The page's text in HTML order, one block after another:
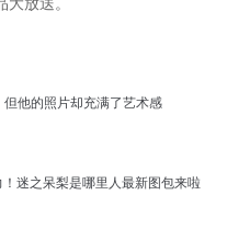
他的照片却充满了艺术感
迷之呆梨是哪里人最新图包来啦